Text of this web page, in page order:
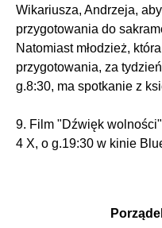
Wikariusza, Andrzeja,
przygotowania do
Natomiast młodzież,
przygotowania, za
g.8:30, ma spotkanie z
9. Film "Dźwięk
4 X, o g.19:30 w kinie